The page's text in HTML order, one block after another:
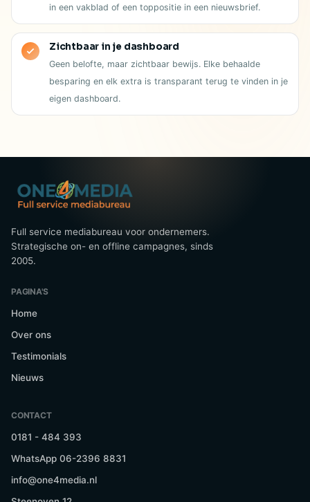
in een vakblad of een toppositie in een nieuwsbrief.
Zichtbaar in je dashboard
Geen belofte, maar zichtbaar bewijs. Elke behaalde
besparing en elk extra is transparant terug te vinden in je
eigen dashboard.
Full service mediabureau voor ondernemers.
Strategische on- en offline campagnes, sinds
2005.
PAGINA'S
Home
Over ons
Testimonials
Nieuws
CONTACT
0181 - 484 393
WhatsApp 06-2396 8831
info@one4media.nl